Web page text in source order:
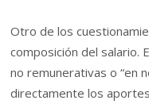
Otro de los
composición del salario.
no remunerativas o “en
directamente los